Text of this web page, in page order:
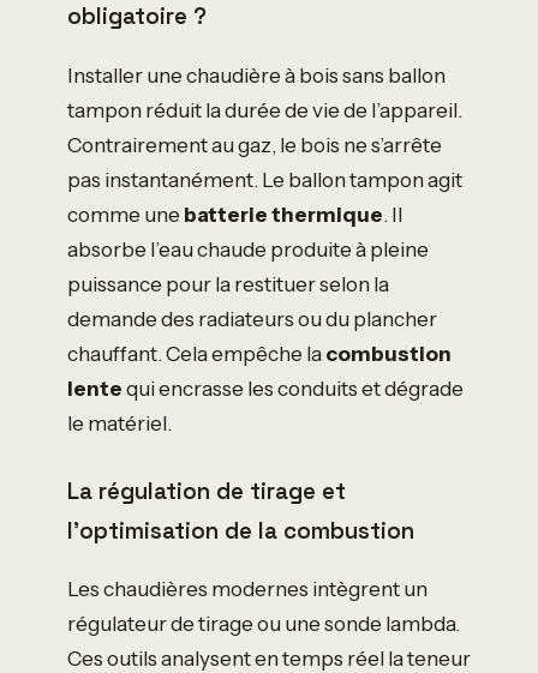
obligatoire ?
Installer une chaudière à bois sans ballon
tampon réduit la durée de vie de l’appareil.
Contrairement au gaz, le bois ne s’arrête
pas instantanément. Le ballon tampon agit
comme une batterie thermique. Il
absorbe l’eau chaude produite à pleine
puissance pour la restituer selon la
demande des radiateurs ou du plancher
chauffant. Cela empêche lacombustion
lentequi encrasse les conduits et dégrade
le matériel.
La régulation de tirage et
l’optimisation de la combustion
Les chaudières modernes intègrent un
régulateur de tirage ou une sonde lambda.
Ces outils analysent en temps réel la teneur